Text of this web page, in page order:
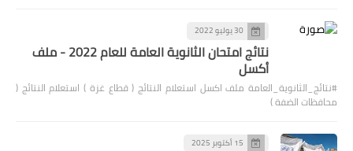
30 يوليو 2022
نتائج امتحان الثانوية العامة للعام 2022 - ملف
أكسل
#نتائج_الثانوية_العامة ملف اكسل استعلام النتائج ( قطاع غزة ) استعلام النتائج (
محافظات الضفة )
15 أكتوبر 2025